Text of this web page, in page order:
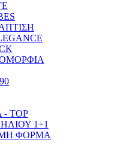
TOP
1+1
ΦΟΡΜΑ